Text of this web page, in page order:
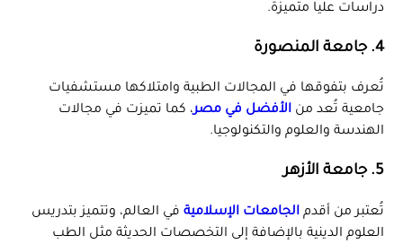
دراسات عليا متميزة.
4. جامعة المنصورة
تُعرف بتفوقها في المجالات الطبية وامتلاكها مستشفيات
جامعية تُعد من الأفضل في مصر، كما تميزت في مجالات
الهندسة والعلوم والتكنولوجيا.
5. جامعة الأزهر
تُعتبر من أقدم الجامعات الإسلامية في العالم، وتتميز بتدريس
العلوم الدينية بالإضافة إلى التخصصات الحديثة مثل الطب